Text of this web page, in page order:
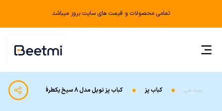
تمامی محصولات و قیمت های سایت بروز میباشد
بیت می کباب پز کباب پز نوبل مدل 8 سیخ یکطرفه